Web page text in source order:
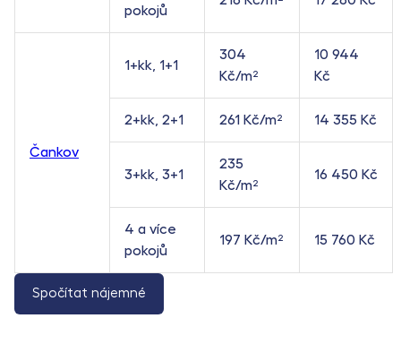
pokojů
Čankov
1+kk, 1+1
304
Kč/m²
10 944
Kč
2+kk, 2+1 261 Kč/m² 14 355 Kč
3+kk, 3+1
235
Kč/m²
16 450 Kč
4 a více
pokojů
197 Kč/m² 15 760 Kč
Spočítat nájemné